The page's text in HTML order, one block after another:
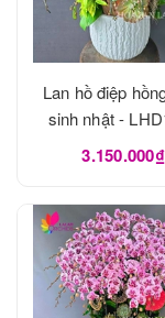
Lan hồ điệp
sinh nhật -
3.150.000₫